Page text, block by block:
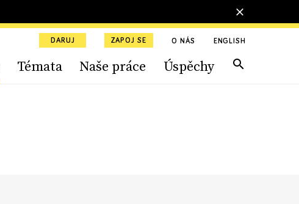
DARUJ ZAPOJ SE O NÁS ENGLISH
Témata Naše práce Úspěchy